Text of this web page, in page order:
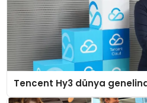
Tencent Hy3 dünya